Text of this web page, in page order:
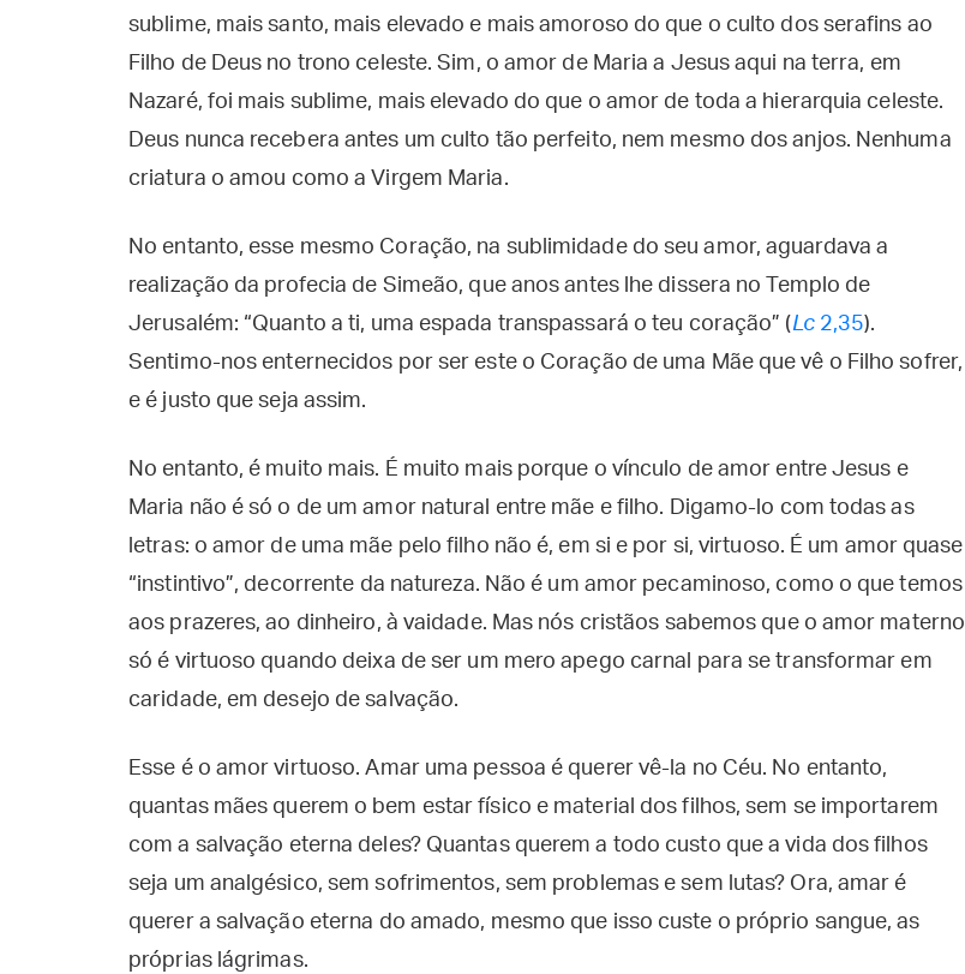
sublime, mais santo, mais elevado e mais amoroso do que o culto dos serafins ao
Filho de Deus no trono celeste. Sim, o amor de Maria a Jesus aqui na terra, em
Nazaré, foi mais sublime, mais elevado do que o amor de toda a hierarquia celeste.
Deus nunca recebera antes um culto tão perfeito, nem mesmo dos anjos. Nenhuma
criatura o amou como a Virgem Maria.
No entanto, esse mesmo Coração, na sublimidade do seu amor, aguardava a
realização da profecia de Simeão, que anos antes lhe dissera no Templo de
Jerusalém: “Quanto a ti, uma espada transpassará o teu coração” (Lc2,35).
Sentimo-nos enternecidos por ser este o Coração de uma Mãe que vê o Filho sofrer,
e é justo que seja assim.
No entanto, é muito mais. É muito mais porque o vínculo de amor entre Jesus e
Maria não é só o de um amor natural entre mãe e filho. Digamo-lo com todas as
letras: o amor de uma mãe pelo filho não é, em si e por si, virtuoso. É um amor quase
“instintivo”, decorrente da natureza. Não é um amor pecaminoso, como o que temos
aos prazeres, ao dinheiro, à vaidade. Mas nós cristãos sabemos que o amor materno
só é virtuoso quando deixa de ser um mero apego carnal para se transformar em
caridade, em desejo de salvação.
Esse é o amor virtuoso. Amar uma pessoa é querer vê-la no Céu. No entanto,
quantas mães querem o bem estar físico e material dos filhos, sem se importarem
com a salvação eterna deles? Quantas querem a todo custo que a vida dos filhos
seja um analgésico, sem sofrimentos, sem problemas e sem lutas? Ora, amar é
querer a salvação eterna do amado, mesmo que isso custe o próprio sangue, as
próprias lágrimas.